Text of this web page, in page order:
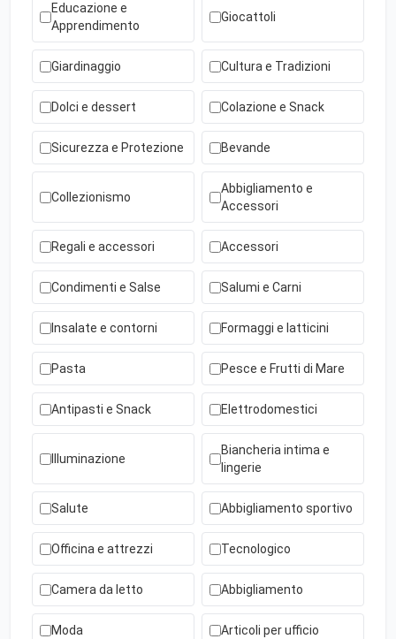
Educazione e
Apprendimento
Giocattoli
Giardinaggio Cultura e Tradizioni
Dolci e dessert Colazione e Snack
Sicurezza e Protezione Bevande
Collezionismo
Abbigliamento e
Accessori
Regali e accessori Accessori
Condimenti e Salse Salumi e Carni
Insalate e contorni Formaggi e latticini
Pasta Pesce e Frutti di Mare
Antipasti e Snack Elettrodomestici
Illuminazione
Biancheria intima e
lingerie
Salute Abbigliamento sportivo
Officina e attrezzi Tecnologico
Camera da letto Abbigliamento
Moda Articoli per ufficio